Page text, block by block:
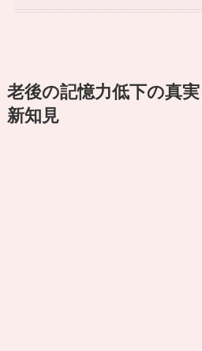
老後の記憶力低下の真
新知見